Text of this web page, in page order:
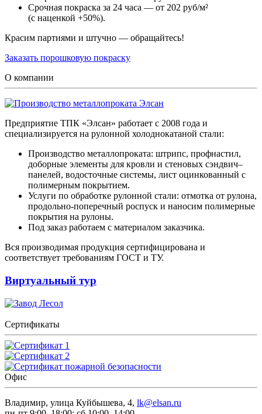
Срочная покраска за 24 часа — от 202 руб/м²
(с наценкой +50%).
Красим партиями и штучно — обращайтесь!
Заказать порошковую покраску
О компании
Предприятие ТПК «Элсан» работает с 2008 года и
специализируется на рулонной холоднокатаной стали:
Производство металлопроката: штрипс, профнастил,
доборные элементы для кровли и стеновых сэндвич–
панелей, водосточные системы, лист оцинкованный с
полимерным покрытием.
Услуги по обработке рулонной стали: отмотка от рулона,
продольно-поперечный роспуск и наносим полимерные
покрытия на рулоны.
Под заказ работаем с материалом заказчика.
Вся производимая продукция сертифицирована и
соответствует требованиям ГОСТ и ТУ.
Виртуальный тур
Сертификаты
Офис
Владимир, улица Куйбышева, 4, lk@elsan.ru